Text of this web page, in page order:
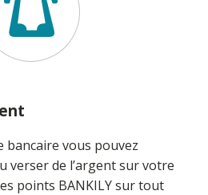
bancaire vous pouvez
verser de l’argent sur votre
points BANKILY sur tout